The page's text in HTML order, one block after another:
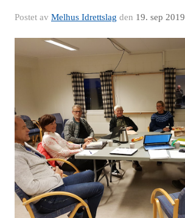
Postet av Melhus Idrettslag den 19. sep 2019